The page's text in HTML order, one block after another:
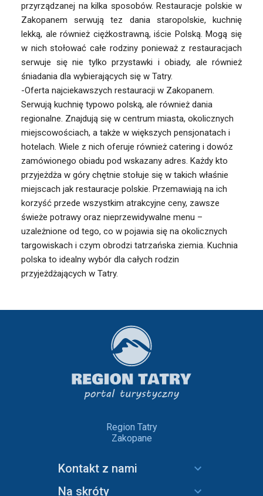
przyrządzanej na kilka sposobów. Restauracje polskie w
Zakopanem serwują tez dania staropolskie, kuchnię
lekką, ale również ciężkostrawną, iście Polską. Mogą się
w nich stołować całe rodziny ponieważ z restauracjach
serwuje się nie tylko przystawki i obiady, ale również
śniadania dla wybierających się w Tatry.
-Oferta najciekawszych restauracji w Zakopanem.
Serwują kuchnię typowo polską, ale również dania
regionalne. Znajdują się w centrum miasta, okolicznych
miejscowościach, a także w większych pensjonatach i
hotelach. Wiele z nich oferuje również catering i dowóz
zamówionego obiadu pod wskazany adres. Każdy kto
przyjeżdża w góry chętnie stołuje się w takich właśnie
miejscach jak restauracje polskie. Przemawiają na ich
korzyść przede wszystkim atrakcyjne ceny, zawsze
świeże potrawy oraz nieprzewidywalne menu –
uzależnione od tego, co w pojawia się na okolicznych
targowiskach i czym obrodzi tatrzańska ziemia. Kuchnia
polska to idealny wybór dla całych rodzin
przyjeżdżających w Tatry.
Region Tatry
Zakopane
Kontakt z nami
Na skróty